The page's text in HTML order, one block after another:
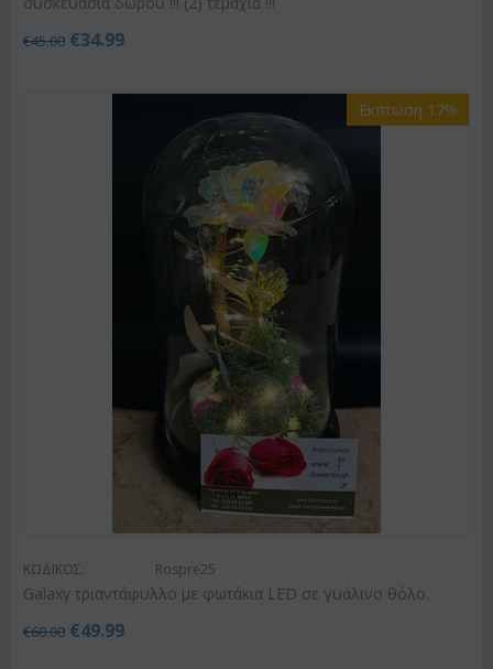
€45.00 €34.99
Έκπτωση 17%
ΚΩΔΙΚΟΣ: Rospre25
Galaxy τριαντάφυλλο με φωτάκια LED σε γυάλινο θόλο.
€60.00 €49.99